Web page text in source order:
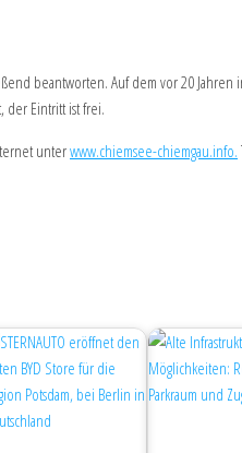
beantworten. Auf dem vor 20
der Eintritt ist frei.
unterwww.chiemsee-chiemgau.info.